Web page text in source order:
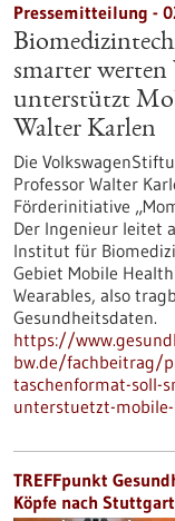
Pressemitteilung -
smarter
unterstützt
Walter Karlen
Die
Professor Walter
Förderinitiative
Der Ingenieur leitet
Institut für
Gebiet Mobile
Wearables, also
Gesundheitsdaten.
https://
bw.de/fachbeitrag/
taschenformat-soll-
unterstuetzt-
TREFFpunkt
Köpfe nach